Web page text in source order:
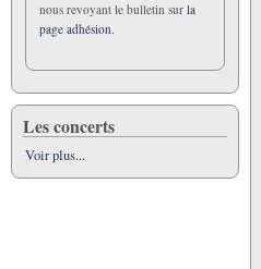
nous revoyant le bulletin sur la
page adhésion.
Les concerts
Voir plus...